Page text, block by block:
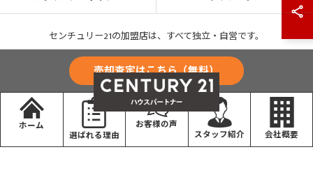
売却査定はこちら（無料）
ホーム
選ばれる理由
お客様の声
スタッフ紹介
会社概要
センチュリー21の加盟店は、すべて独立・自営です。
© 2026 大阪の不動産売却ならCENTURY21ハウスパートナー ALL RIGHTS RESERVED.